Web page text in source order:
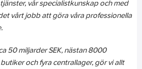
vår specialistkunskap och med
vårt jobb att göra våra professionella
50 miljarder SEK, nästan 8000
och fyra centrallager, gör vi allt